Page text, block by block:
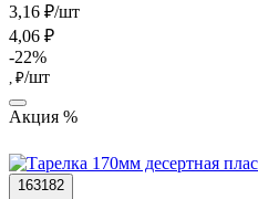
3,16 ₽/шт
4,06 ₽
-22%
, ₽/шт
Акция %
163182